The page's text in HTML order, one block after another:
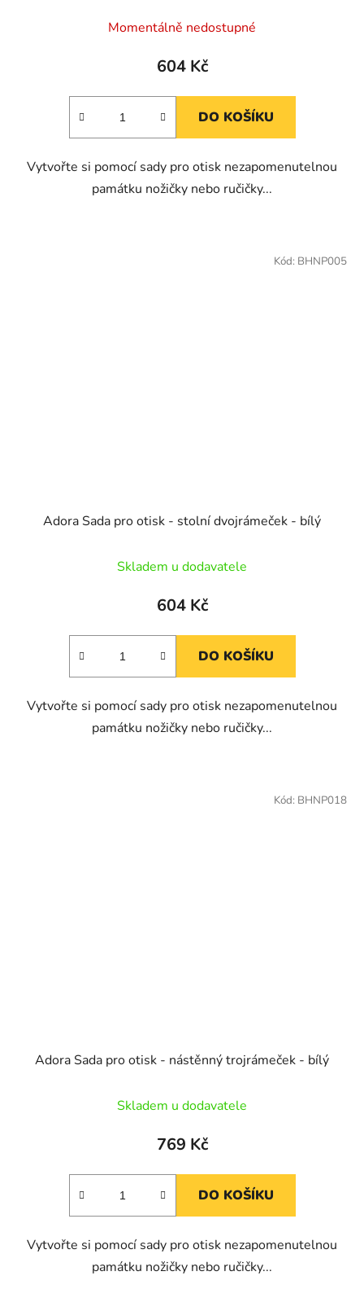
Momentálně nedostupné
604 Kč
DO KOŠÍKU
Vytvořte si pomocí sady pro otisk nezapomenutelnou
památku nožičky nebo ručičky...
Adora Sada pro otisk - stolní dvojrámeček - bílý
Skladem u dodavatele
604 Kč
DO KOŠÍKU
Vytvořte si pomocí sady pro otisk nezapomenutelnou
památku nožičky nebo ručičky...
Kód: BHNP005
Adora Sada pro otisk - nástěnný trojrámeček - bílý
Skladem u dodavatele
769 Kč
DO KOŠÍKU
Vytvořte si pomocí sady pro otisk nezapomenutelnou
památku nožičky nebo ručičky...
Kód: BHNP018